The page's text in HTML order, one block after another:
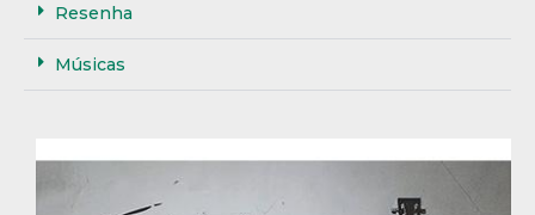
Resenha
Músicas